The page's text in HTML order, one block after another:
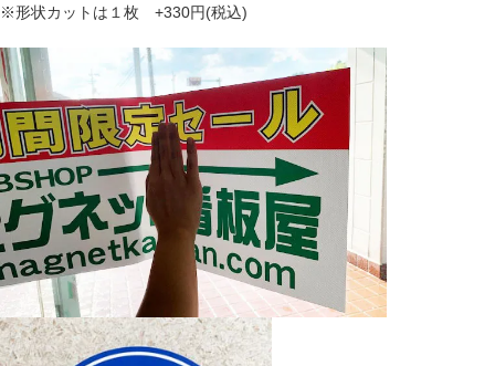
※形状カットは１枚 +330円(税込)